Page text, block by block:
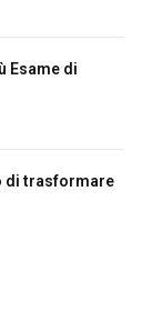
Esame di
di trasformare